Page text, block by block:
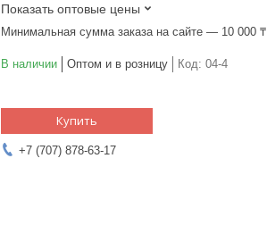
Показать оптовые цены
Минимальная сумма заказа на сайте — 10 000 ₸
В наличии Оптом и в розницу Код: 04-4
Купить
+7 (707) 878-63-17